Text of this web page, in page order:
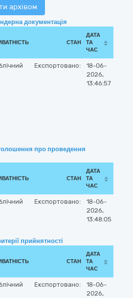
архівом
документація
СТАН
ДАТА
ТА
ЧАС
Експортовано:
18-06-
2026,
13:46:57
про проведення
СТАН
ДАТА
ТА
ЧАС
Експортовано:
18-06-
2026,
13:48:05
прийнятності
СТАН
ДАТА
ТА
ЧАС
Експортовано:
18-06-
2026,